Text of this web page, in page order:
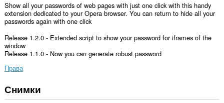
Show all your passwords of web pages with just one click with this handy
extension dedicated to your Opera browser. You can return to hide all your
passwords again with one click
Release 1.2.0 - Extended script to show your password for iframes of the
window
Release 1.1.0 - Now you can generate robust password
Права
Това
разширение
Снимки